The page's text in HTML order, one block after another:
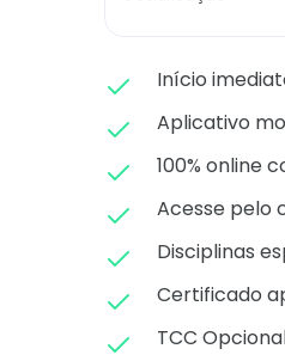
Início
Aplicativo
100% online
Acesse pelo
Disciplinas
Certificado
TCC